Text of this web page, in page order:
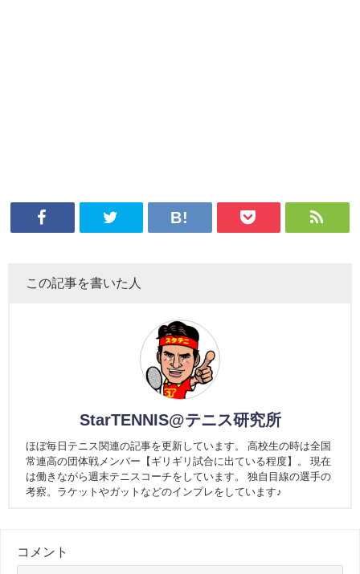
この記事を書いた人
StarTENNIS@テニス研究所
ほぼ毎日テニス関連の記事を更新しています。 高校生の時は全国
常連高の団体戦メンバー【ギリギリ試合に出ている程度】。 現在
は働きながら週末テニスコーチをしています。 独自目線の選手の
考察。ラケットやガットなどのインプレをしています♪
コメント